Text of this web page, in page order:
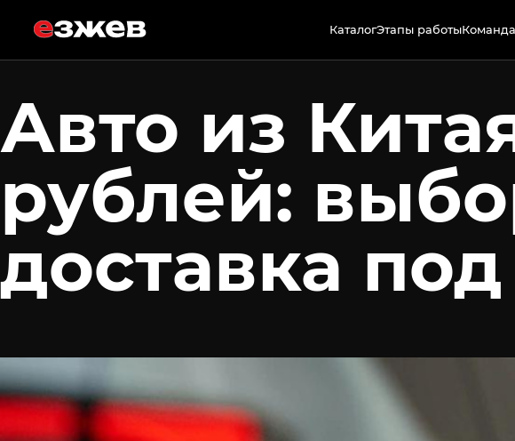
КаталогЭтапы работыКоманда
8 мая 2026 г.
Авто из
рублей:
доставка